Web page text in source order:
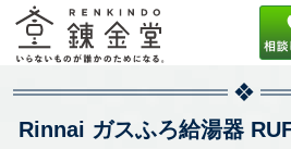
Rinnai ガスふろ給湯器